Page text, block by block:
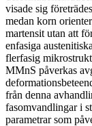
visade sig
medan korn
martensit utan att
enfasiga
flerfasig
MMnS påverkas
från denna
fasomvandlingar i
parametrar som